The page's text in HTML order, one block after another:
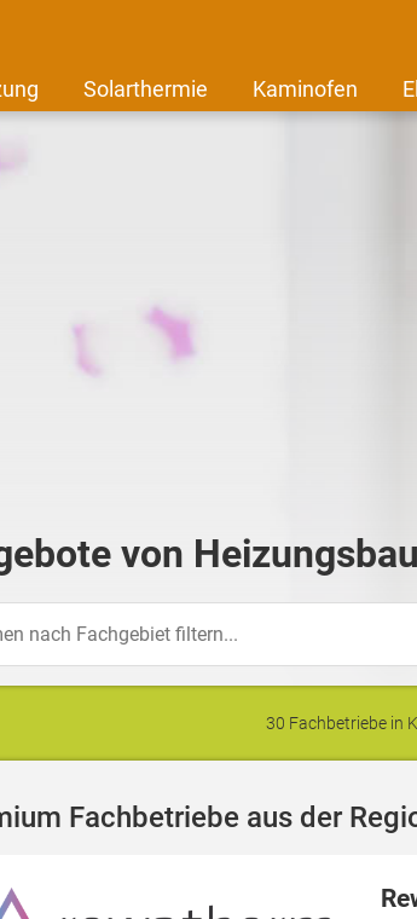
Solarthermie Kaminofen
von
30 Fachbetriebe in
Fachbetriebe aus der